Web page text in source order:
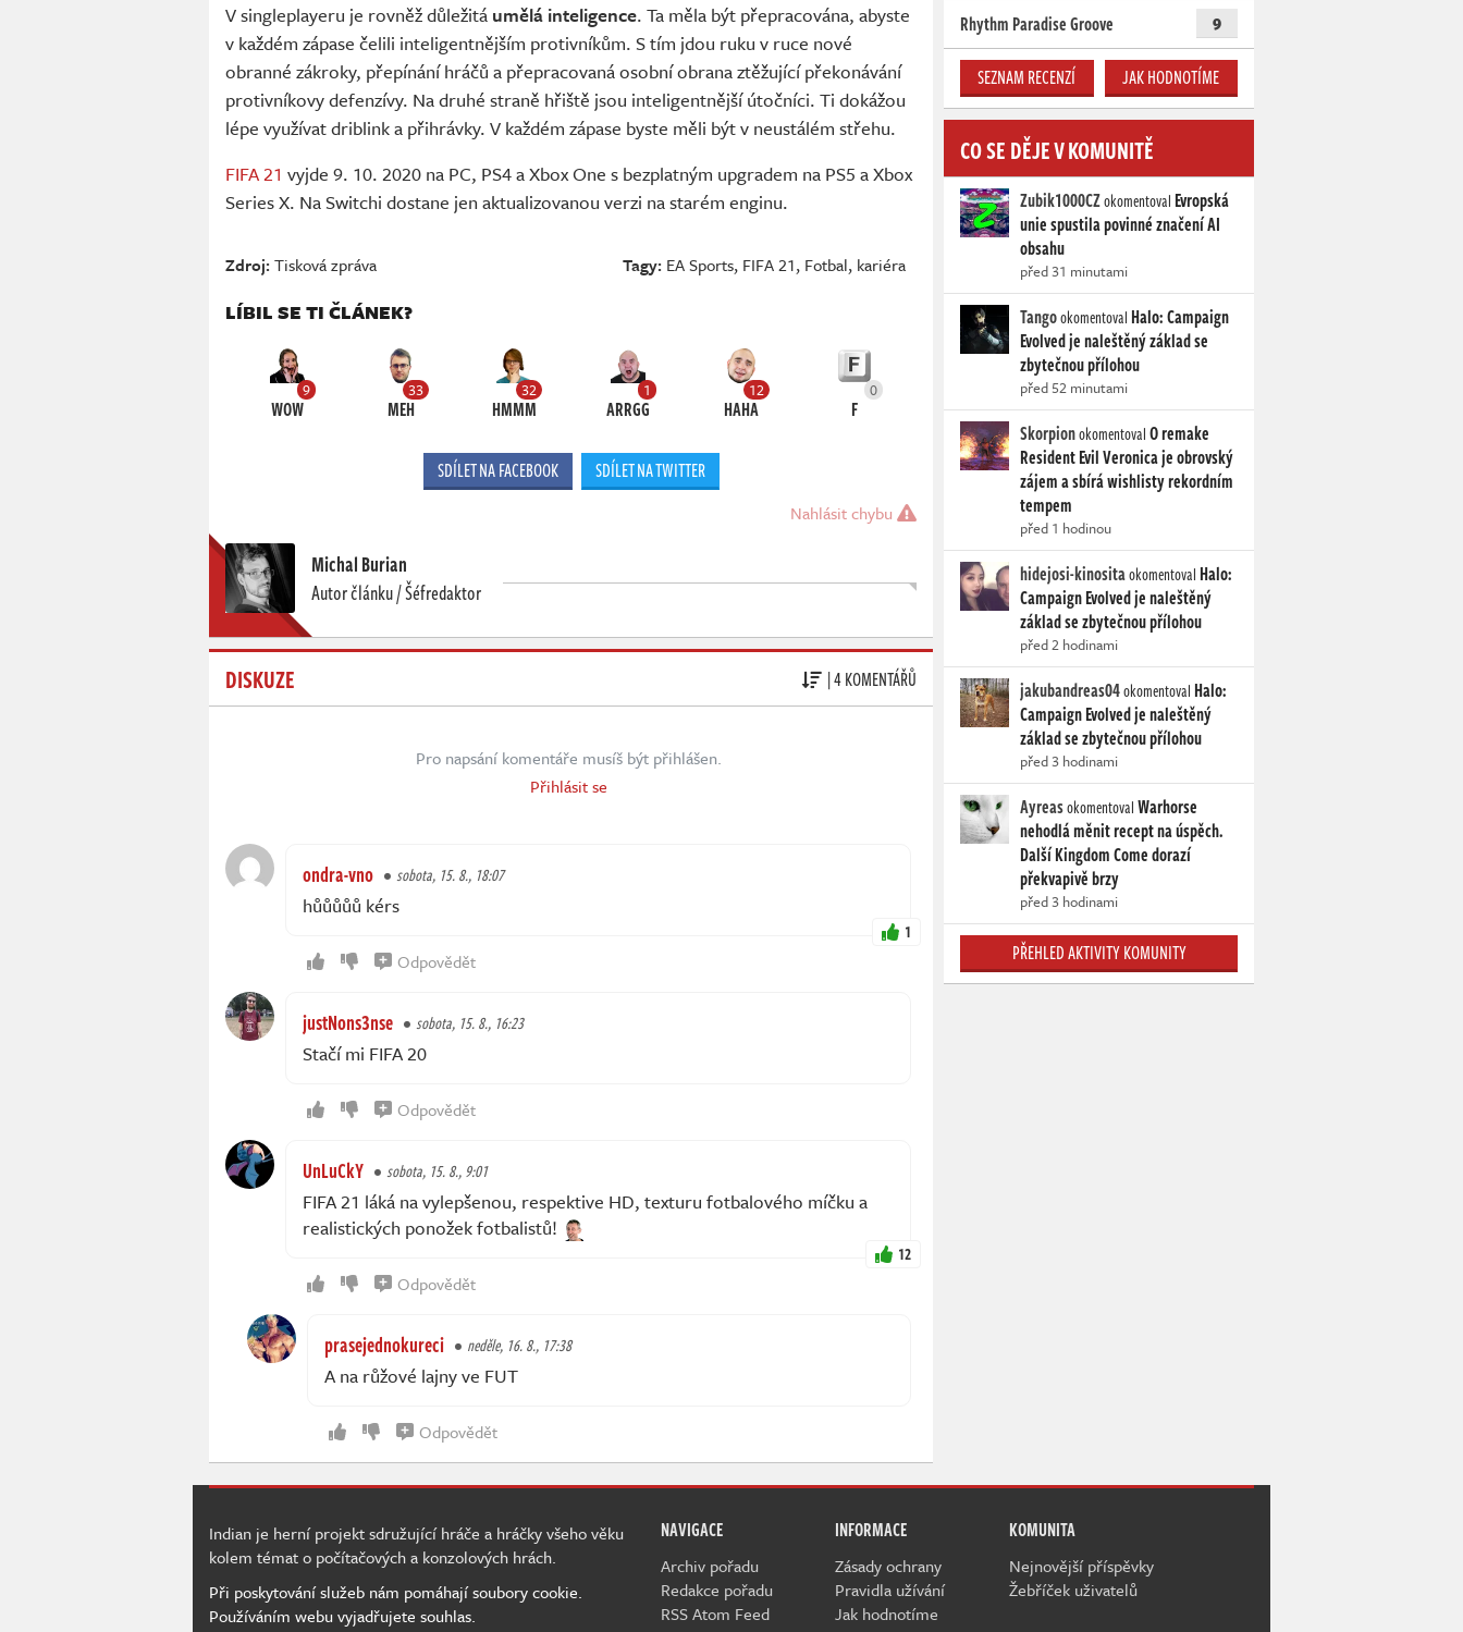
V singleplayeru je rovněž důležitá umělá inteligence. Ta měla být přepracována, abyste
v každém zápase čelili inteligentnějším protivníkům. S tím jdou ruku v ruce nové
obranné zákroky, přepínání hráčů a přepracovaná osobní obrana ztěžující překonávání
protivníkovy defenzívy. Na druhé straně hřiště jsou inteligentnější útočníci. Ti dokážou
lépe využívat driblink a přihrávky. V každém zápase byste měli být v neustálém střehu.
FIFA 21 vyjde 9. 10. 2020 na PC, PS4 a Xbox One s bezplatným upgradem na PS5 a Xbox
Series X. Na Switchi dostane jen aktualizovanou verzi na starém enginu.
Zdroj:Tisková zpráva Tagy: EA Sports, FIFA 21, Fotbal, kariéra
LÍBIL SE TI ČLÁNEK?
9
WOW
33
MEH
32
HMMM
1
ARRGG
12
HAHA
0
F
SDÍLET NA FACEBOOK SDÍLET NA TWITTER
Nahlásit chybu
Michal Burian
Autor článku / Šéfredaktor
DISKUZE | 4 KOMENTÁŘŮ
Pro napsání komentáře musíš být přihlášen.
Přihlásit se
ondra-vno sobota, 15. 8., 18:07
hůůůůů kérs
1
Odpovědět
justNons3nse sobota, 15. 8., 16:23
Stačí mi FIFA 20
Odpovědět
UnLuCkY sobota, 15. 8., 9:01
FIFA 21 láká na vylepšenou, respektive HD, texturu fotbalového míčku a
realistických ponožek fotbalistů!
12
Odpovědět
prasejednokureci neděle, 16. 8., 17:38
A na růžové lajny ve FUT
Odpovědět
Rhythm Paradise Groove 9
SEZNAM RECENZÍ JAK HODNOTÍME
CO SE DĚJE V KOMUNITĚ
Zubik1000CZokomentoval Evropská
unie spustila povinné značení AI
obsahu
před 31 minutami
Tangookomentoval Halo: Campaign
Evolved je naleštěný základ se
zbytečnou přílohou
před 52 minutami
SkorpionokomentovalO remake
Resident Evil Veronica je obrovský
zájem a sbírá wishlisty rekordním
tempem
před 1 hodinou
hidejosi-kinositaokomentoval Halo:
Campaign Evolved je naleštěný
základ se zbytečnou přílohou
před 2 hodinami
jakubandreas04okomentoval Halo:
Campaign Evolved je naleštěný
základ se zbytečnou přílohou
před 3 hodinami
AyreasokomentovalWarhorse
nehodlá měnit recept na úspěch.
Další Kingdom Come dorazí
překvapivě brzy
před 3 hodinami
PŘEHLED AKTIVITY KOMUNITY
NAVIGACE
Archiv pořadu
Redakce pořadu
RSS Atom Feed
INFORMACE
Zásady ochrany
Pravidla užívání
Jak hodnotíme
KOMUNITA
Nejnovější příspěvky
Žebříček uživatelů
Indian je herní projekt sdružující hráče a hráčky všeho věku
kolem témat o počítačových a konzolových hrách.
Při poskytování služeb nám pomáhají soubory cookie.
Používáním webu vyjadřujete souhlas.